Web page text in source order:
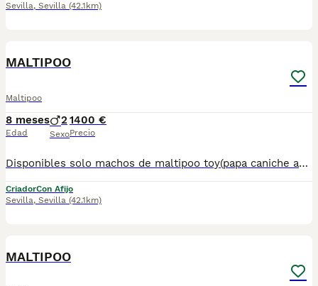
Sevilla, Sevilla (42.1km)
MALTIPOO
Maltipoo
8 meses
Edad
2
Sexo
1400 €
Precio
Disponibles solo machos de maltipoo toy(papa caniche asiático y mamá bichon maltes toy) . Listos para entregar.Posibilidad de envío en la Península. Mas información llamadas o WhatsApp 672 74 54 09 Pvp 1.400€
CriadorCon Afijo
Sevilla, Sevilla (42.1km)
MALTIPOO